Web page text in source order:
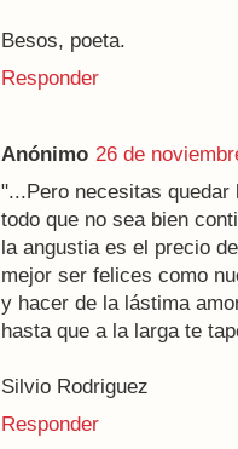
Besos, poeta.
Responder
Anónimo 26 de
"...Pero necesitas quedar
todo que no sea bien
la angustia es el precio
mejor ser felices como
y hacer de la lástima
hasta que a la larga te
Silvio Rodriguez
Responder